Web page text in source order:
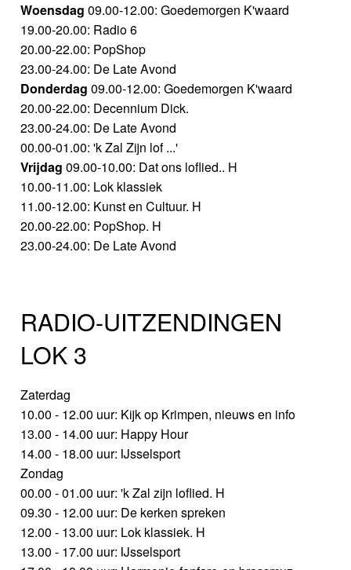
Woensdag 09.00-12.00: Goedemorgen K'waard
19.00-20.00: Radio 6
20.00-22.00: PopShop
23.00-24.00: De Late Avond
Donderdag 09.00-12.00: Goedemorgen K'waard
20.00-22.00: Decennium Dick.
23.00-24.00: De Late Avond
00.00-01.00: 'k Zal Zijn lof ...'
Vrijdag 09.00-10.00: Dat ons loflied.. H
10.00-11.00: Lok klassiek
11.00-12.00: Kunst en Cultuur. H
20.00-22.00: PopShop. H
23.00-24.00: De Late Avond
RADIO-UITZENDINGEN
LOK 3
Zaterdag
10.00 - 12.00 uur: Kijk op Krimpen, nieuws en info
13.00 - 14.00 uur: Happy Hour
14.00 - 18.00 uur: IJsselsport
Zondag
00.00 - 01.00 uur: 'k Zal zijn loflied. H
09.30 - 12.00 uur: De kerken spreken
12.00 - 13.00 uur: Lok klassiek. H
13.00 - 17.00 uur: IJsselsport